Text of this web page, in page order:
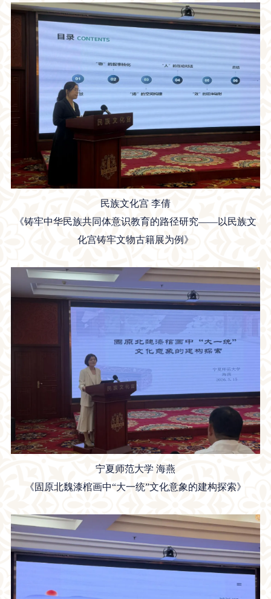
民族文化宫 李倩
《铸牢中华民族共同体意识教育的路径研究——以民族文
化宫铸牢文物古籍展为例》
宁夏师范大学 海燕
《固原北魏漆棺画中“大一统”文化意象的建构探索》